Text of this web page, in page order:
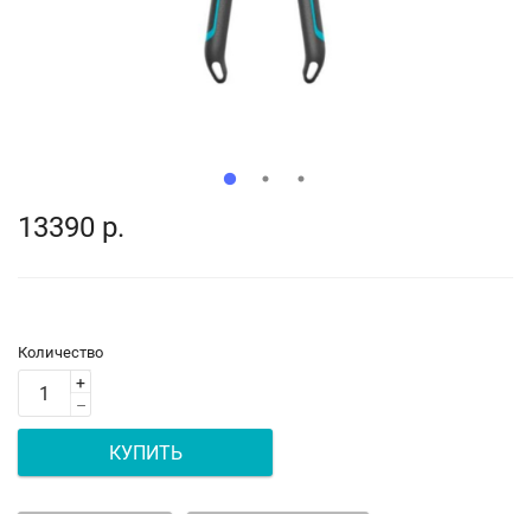
13390 р.
Количество
+
–
КУПИТЬ